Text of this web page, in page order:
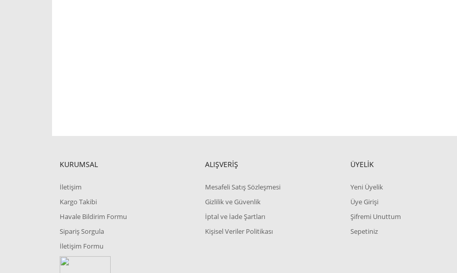
KURUMSAL
İletişim
Kargo Takibi
Havale Bildirim Formu
Sipariş Sorgula
İletişim Formu
ALIŞVERİŞ
Mesafeli Satış Sözleşmesi
Gizlilik ve Güvenlik
İptal ve İade Şartları
Kişisel Veriler Politikası
ÜYELİK
Yeni Üyelik
Üye Girişi
Şifremi Unuttum
Sepetiniz